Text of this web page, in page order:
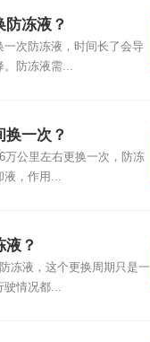
冻液？
次防冻液，时间长了会导
。防冻液需...
换一次？
万公里左右更换一次，防冻
液，作用...
液？
冻液，这个更换周期只是一
驶情况都...